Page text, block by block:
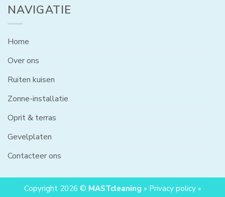
NAVIGATIE
Home
Over ons
Ruiten kuisen
Zonne-installatie
Oprit & terras
Gevelplaten
Contacteer ons
Copyright 2026 © MASTcleaning • Privacy policy•